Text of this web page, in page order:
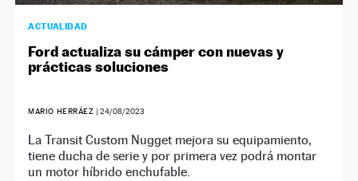
ACTUALIDAD
Ford actualiza su cámper con nuevas y
prácticas soluciones
MARIO HERRÁEZ | 24/08/2023
La Transit Custom Nugget mejora su equipamiento,
tiene ducha de serie y por primera vez podrá montar
un motor híbrido enchufable.